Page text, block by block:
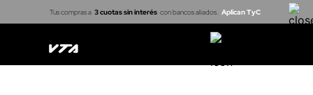
Tus compras a 3 cuotas sin interés con bancos aliados. Aplican TyC